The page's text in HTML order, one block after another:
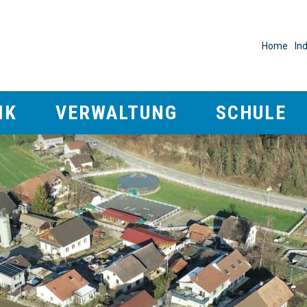
Home
VERWALTUNG SCHULE